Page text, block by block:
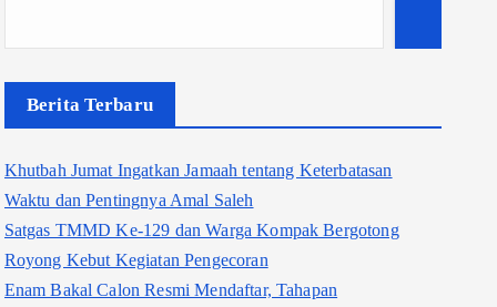
Berita Terbaru
Khutbah Jumat Ingatkan Jamaah tentang Keterbatasan
Waktu dan Pentingnya Amal Saleh
Satgas TMMD Ke-129 dan Warga Kompak Bergotong
Royong Kebut Kegiatan Pengecoran
Enam Bakal Calon Resmi Mendaftar, Tahapan